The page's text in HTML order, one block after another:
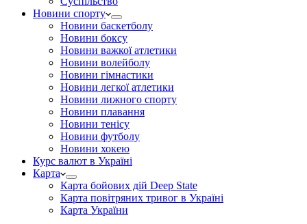
Новини спорту
Новини баскетболу
Новини боксу
Новини важкої атлетики
Новини волейболу
Новини гімнастики
Новини легкої атлетики
Новини лижного спорту
Новини плавання
Новини тенісу
Новини футболу
Новини хокею
Курс валют в Україні
Карта
Карта бойових дій Deep State
Карта повітряних тривог в Україні
Карта України